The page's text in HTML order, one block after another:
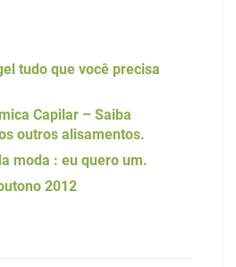
tudo que você precisa
Capilar – Saiba
outros alisamentos.
moda : eu quero um.
2012